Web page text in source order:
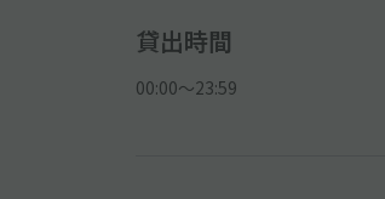
貸出時間
00:00〜23:59